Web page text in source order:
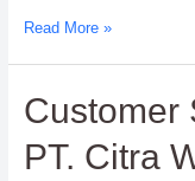
Customer
Solahart:
resmi
Read More »
Customer
PT. Citra